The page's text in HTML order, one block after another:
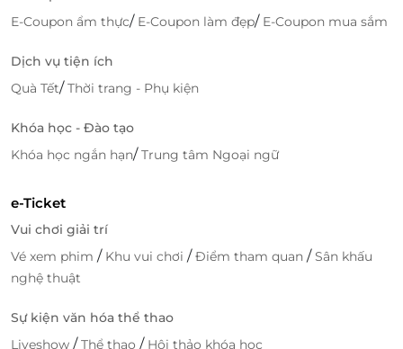
An Toàn Và Minh Bạch Trong Giao Dịch
LifeLink cam kết bảo mật tuyệt đối thông tin cá
nhân và giao dịch của khách hàng. Mọi giao dịch đều
tâm khi mua thẻ quà tặng Spicy Box.
Thanh Toán Linh Hoạt
LifeLink hỗ trợ nhiều phương thức thanh toán linh
ngân hàng. Bạn có thể chọn phương thức thanh
toán phù hợp để hoàn tất giao dịch nhanh chóng và
dễ dàng.
Hãy truy cậpLifeLinkngay hôm nay để sở hữu thẻ
quà tặng Spicy Box và mang đến món quà ý nghĩa
E-Coupon ẩm thực/ E-Coupon làm đẹp/ E-Coupon mua sắm
Dịch vụ tiện ích
Quà Tết/Thời trang - Phụ kiện
Khóa học - Đào tạo
Khóa học ngắn hạn/Trung tâm Ngoại ngữ
e-Ticket
Vui chơi giải trí
Vé xem phim / Khu vui chơi /Điểm tham quan /Sân khấu
nghệ thuật
Sự kiện văn hóa thể thao
Liveshow /Thể thao / Hội thảo khóa học